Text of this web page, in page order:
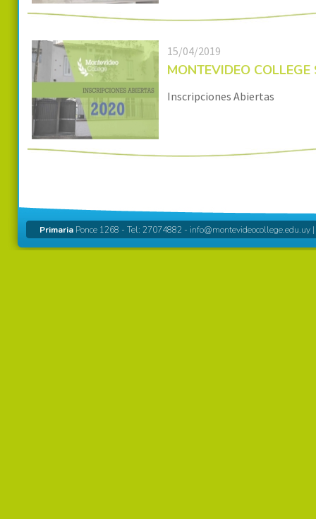
15/04/2019
MONTEVIDEO
Inscripciones Abiertas
Primaria Ponce 1268 - Tel: 27074882 - info@montevideocollege.edu.uy |